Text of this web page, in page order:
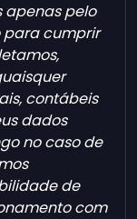
apenas pelo
para cumprir
contábeis
dados
no caso de
de
com